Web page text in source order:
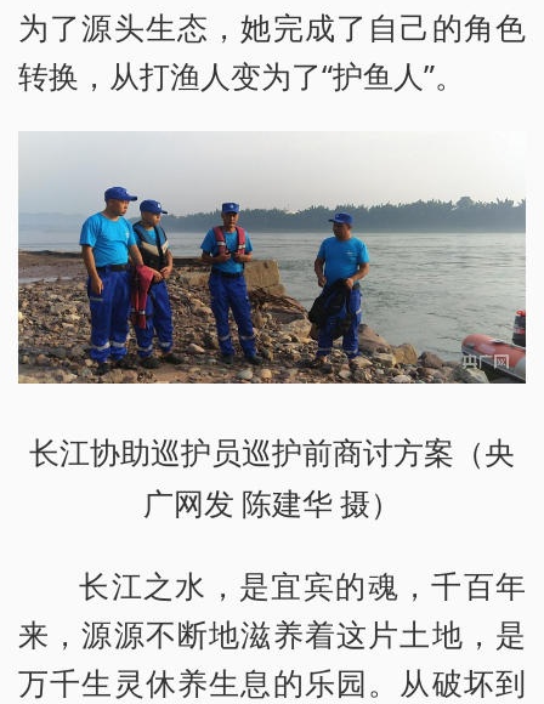
为了源头生态，她完成了自己的角色
转换，从打渔人变为了“护鱼人”。
长江协助巡护员巡护前商讨方案（央
广网发 陈建华 摄）
长江之水，是宜宾的魂，千百年
来，源源不断地滋养着这片土地，是
万千生灵休养生息的乐园。从破坏到